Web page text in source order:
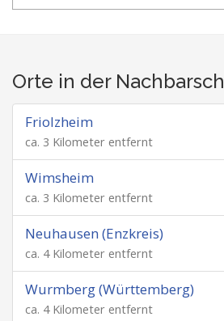
Orte in der
Friolzheim
ca. 3 Kilometer entfernt
Wimsheim
ca. 3 Kilometer entfernt
Neuhausen (Enzkreis)
ca. 4 Kilometer entfernt
Wurmberg (Württemberg)
ca. 4 Kilometer entfernt